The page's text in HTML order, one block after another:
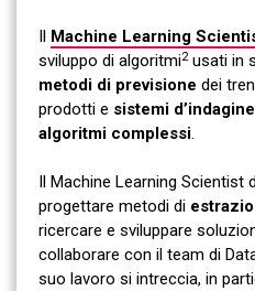
Machine Learning
sviluppo di algoritmi2usati in
metodi di previsione dei
prodotti e sistemi d’indagine
algoritmi complessi.
Il Machine Learning
progettare metodi di
ricercare e sviluppare
collaborare con il team di
suo lavoro si intreccia, in